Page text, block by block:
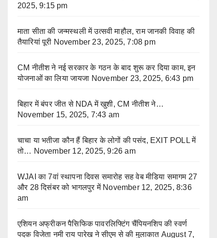
2025, 9:15 pm
माता सीता की जन्मस्थली में उत्सवी माहौल, राम जानकी विवाह की
तैयारियां पूरी November 23, 2025, 7:08 pm
CM नीतीश ने नई सरकार के गठन के बाद शुरू कर दिया काम, इन
योजनाओं का लिया जायजा November 23, 2025, 6:43 pm
बिहार में बंपर जीत से NDA में खुशी, CM नीतीश ने…
November 15, 2025, 7:43 am
चाचा या भतीजा कौन हैं बिहार के लोगों की पसंद, EXIT POLL में
तो… November 12, 2025, 9:26 am
WJAI का 7वां स्थापना दिवस समारोह सह वेब मीडिया समागम 27
और 28 दिसंबर को भागलपुर में November 12, 2025, 8:36
am
एशियन अफ्रीकन पैसिफिक पावरलिफ्टिंग चैंपियनशिप की स्वर्ण
पदक विजेता नमी राय पारेख ने सीएम से की मुलाकात August 7,